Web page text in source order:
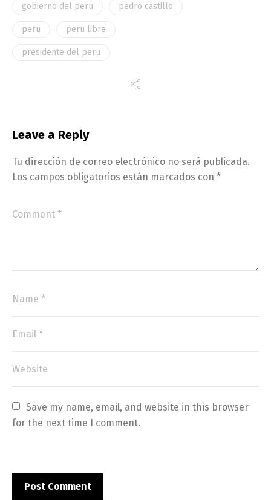
gobierno del peru pedro castillo
peru peru libre
presidente del peru
Leave a Reply
Tu dirección de correo electrónico no será publicada.
Los campos obligatorios están marcados con *
Save my name, email, and website in this browser
for the next time I comment.